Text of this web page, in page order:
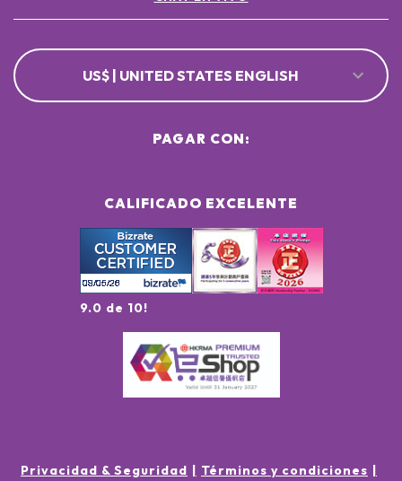
US$ | UNITED STATES ENGLISH
CALIFICADO EXCELENTE
9.0 de 10!
PAGAR CON:
Privacidad & Seguridad
Términos y condiciones